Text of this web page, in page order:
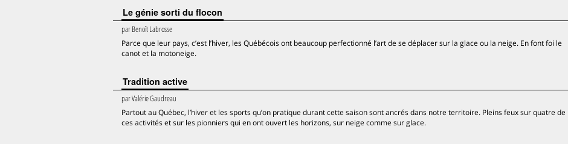
Le génie sorti du flocon
parBenoît Labrosse
Parce que leur pays, c’est l’hiver, les Québécois ont beaucoup perfectionné l’art de se déplacer sur la glace ou la neige. En font foi le
canot et la motoneige.
Tradition active
parValérie Gaudreau
Partout au Québec, l’hiver et les sports qu’on pratique durant cette saison sont ancrés dans notre territoire. Pleins feux sur quatre de
ces activités et sur les pionniers qui en ont ouvert les horizons, sur neige comme sur glace.